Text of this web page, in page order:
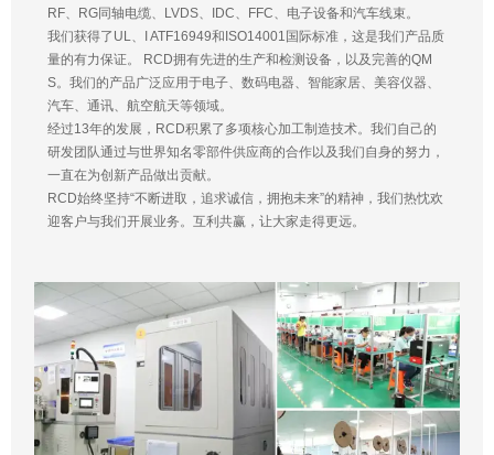
RF、RG同轴电缆、LVDS、IDC、FFC、电子设备和汽车线束。
我们获得了UL、I ATF16949和ISO14001国际标准，这是我们产品质
量的有力保证。 RCD拥有先进的生产和检测设备，以及完善的QM
S。我们的产品广泛应用于电子、数码电器、智能家居、美容仪器、
汽车、通讯、航空航天等领域。
经过13年的发展，RCD积累了多项核心加工制造技术。我们自己的
研发团队通过与世界知名零部件供应商的合作以及我们自身的努力，
一直在为创新产品做出贡献。
RCD始终坚持“不断进取，追求诚信，拥抱未来”的精神，我们热忱欢
迎客户与我们开展业务。互利共赢，让大家走得更远。